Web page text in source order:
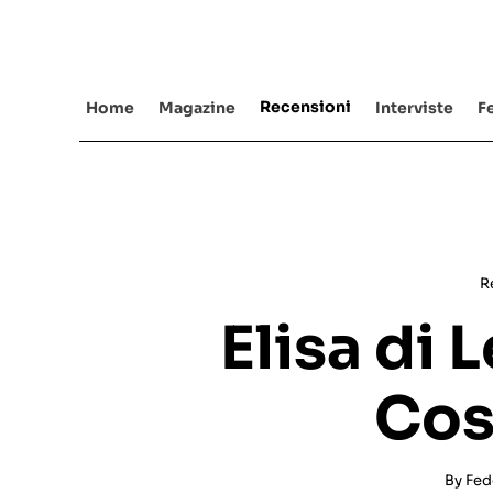
Home Magazine Recensioni Interviste
Elisa di
By